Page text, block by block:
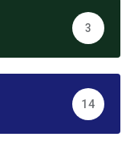
3
14